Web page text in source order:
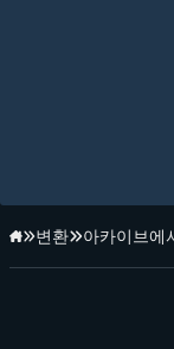
홈페이지
변환 아카이브에